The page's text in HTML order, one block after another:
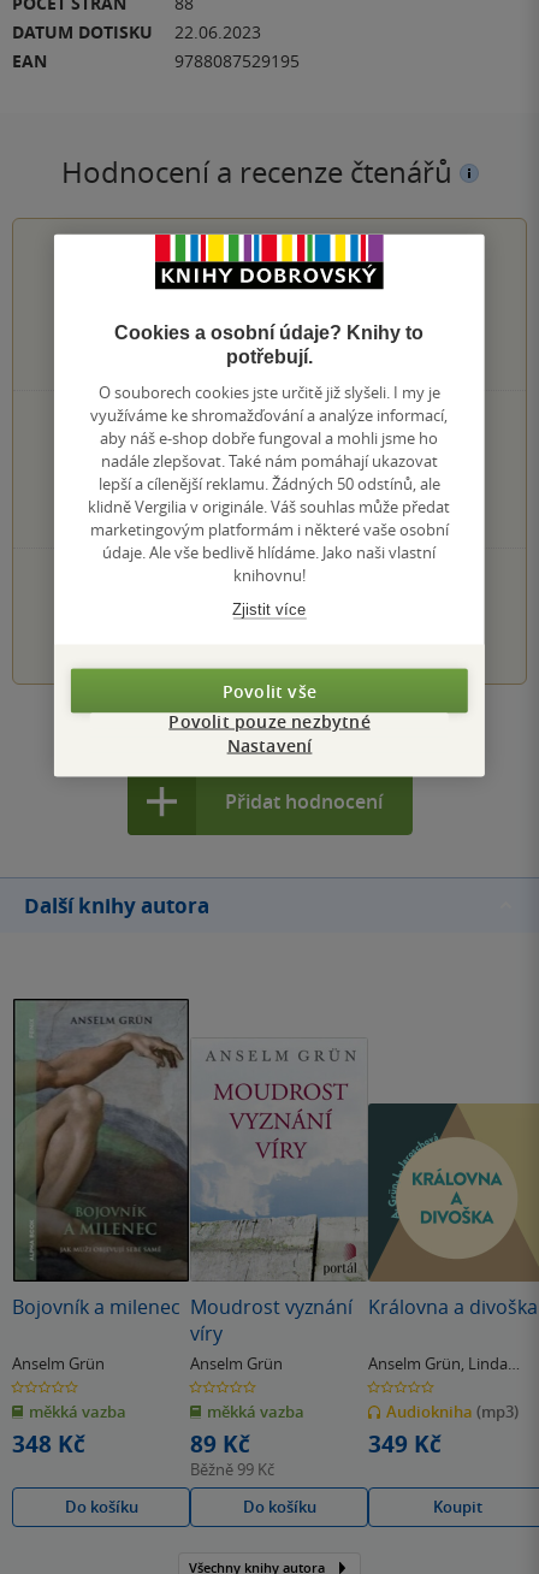
DATUM DOTISKU
22.06.2023
EAN
9788087529195
Hodnocení a recenze čtenářů
0.0z5
hodnocení čtenářů
0×
5 hvězdiček
0×
4 hvězdičky
0×
3 hvězdičky
0×
2 hvězdičky
0×
1 hvezdička
PŘIDEJTE SVÉ HODNOCENÍ KNIHY
Zobrazit všechna hodnocení
Přidat hodnocení
Další knihy autora
Bojovník a milenec
Anselm Grün
0.0
z
5
hvězdiček
měkká vazba
348 Kč
Do košíku
Moudrost vyznání
víry
Anselm Grün
0.0
z
5
hvězdiček
měkká vazba
89 Kč
Běžně 99 Kč
Do košíku
Královna a divoška
Anselm Grün, Linda
Jaroschová
0.0
z
5
hvězdiček
Audiokniha (mp3)
349 Kč
Koupit
Všechny knihy autora
Cookies a osobní údaje? Knihy to
potřebují.
O souborech cookies jste určitě již slyšeli. I my je
využíváme ke shromažďování a analýze informací,
aby náš e-shop dobře fungoval a mohli jsme ho
nadále zlepšovat. Také nám pomáhají ukazovat
lepší a cílenější reklamu. Žádných 50 odstínů, ale
klidně Vergilia v originále. Váš souhlas může předat
marketingovým platformám i některé vaše osobní
údaje. Ale vše bedlivě hlídáme. Jako naši vlastní
knihovnu!
Zjistit více
Povolit vše
Povolit pouze nezbytné
Nastavení